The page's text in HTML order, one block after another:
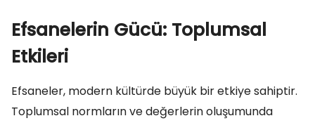
Efsanelerin Gücü: Toplumsal
Etkileri
Efsaneler, modern kültürde büyük bir etkiye sahiptir.
Toplumsal normların ve değerlerin oluşumunda